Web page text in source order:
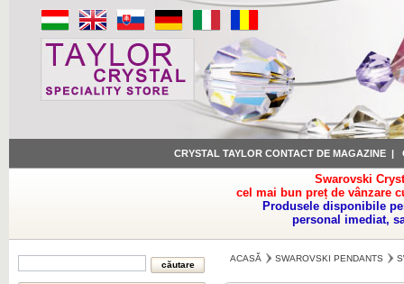
CRYSTAL TAYLOR CONTACT DE MAGAZINE |
Swarovski
cel mai bun preț de vânzare
Produsele disponibile
personal imediat,
ACASĂ SWAROVSKI PENDANTS